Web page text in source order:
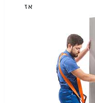
אז